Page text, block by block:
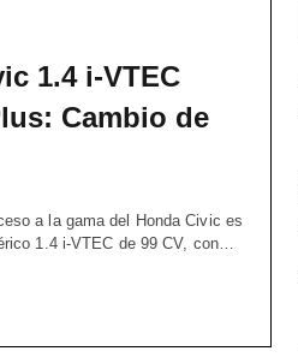
1.4 i-VTEC
Cambio de
a la gama del Honda Civic es
1.4 i-VTEC de 99 CV, con…